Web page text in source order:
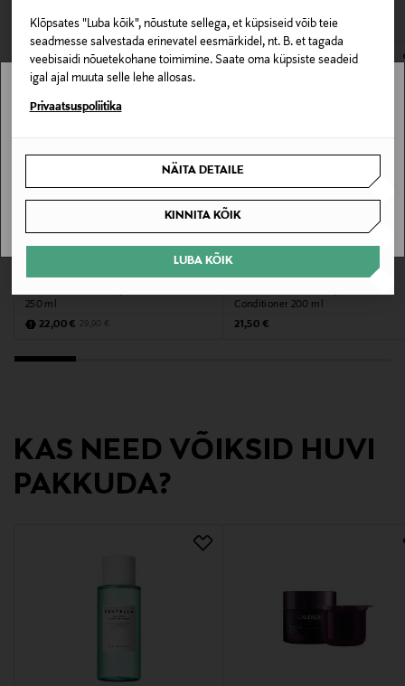
Klõpsates "Luba kõik", nõustute sellega, et küpsiseid võib teie
seadmesse salvestada erinevatel eesmärkidel, nt. B. et tagada
veebisaidi nõuetekohane toimimine. Saate oma küpsiste seadeid
igal ajal muuta selle lehe allosas.
Privaatsuspoliitika
NÄITA DETAILE
KINNITA KÕIK
LUBA KÕIK
Eriomadused
Kuivadele ja kahjustatud juustele
Kategooria
Dualsenses
SAKSAMAA
Tootja
Unioninkatu 24, 00130, Helsinki, Finland
avamata originaalpakendis.
E-POE TAGASTUSED
250 ml
Discounted Price
22,00 € Original Price
29,90 €
Conditioner 200 ml
Original Price
21,50 €
KAS NEED VÕIKSID HUVI
PAKKUDA?
Stockmann pole Sinu riigis saadaval.
SAAN ARU